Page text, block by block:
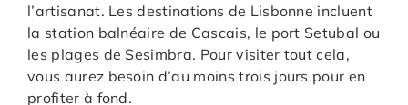
l’artisanat. Les destinations de Lisbonne incluent
la station balnéaire de Cascais, le port Setubal ou
les plages de Sesimbra. Pour visiter tout cela,
vous aurez besoin d’au moins trois jours pour en
profiter à fond.